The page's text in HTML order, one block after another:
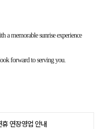
a memorable sunrise experience
forward to serving you.
연장영업 안내